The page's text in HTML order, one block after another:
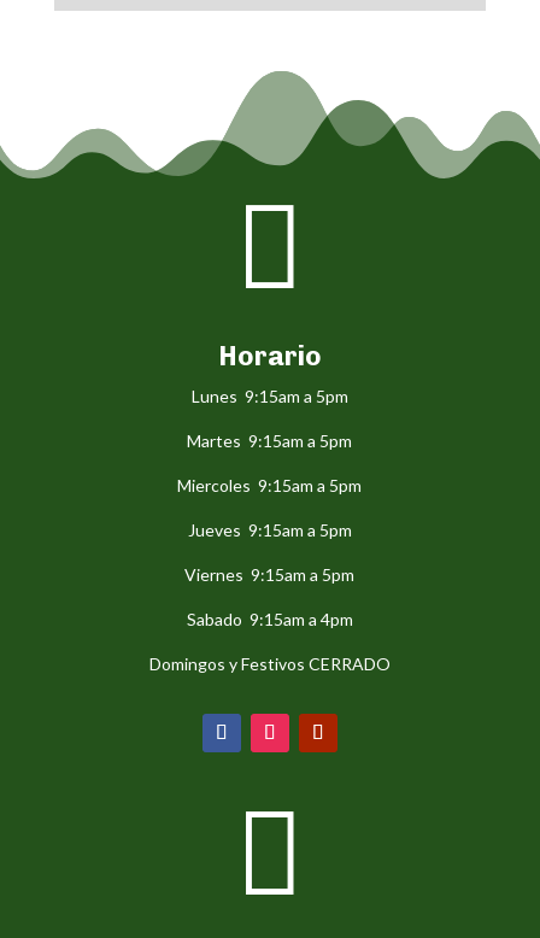

Horario
Lunes 9:15am a 5pm
Martes 9:15am a 5pm
Miercoles 9:15am a 5pm
Jueves 9:15am a 5pm
Viernes 9:15am a 5pm
Sabado 9:15am a 4pm
Domingos y Festivos CERRADO
